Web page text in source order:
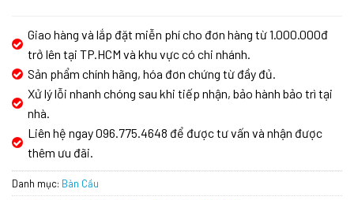
Giao hàng và lắp đặt miễn phí cho đơn hàng từ 1.000.000đ
trở lên tại TP.HCM và khu vực có chi nhánh.
Sản phẩm chính hãng, hóa đơn chứng từ đầy đủ.
Xử lý lỗi nhanh chóng sau khi tiếp nhận, bảo hành bảo trì tại
nhà.
Liên hệ ngay 096.775.4648 để được tư vấn và nhận được
thêm ưu đãi.
Danh mục: Bàn Cầu